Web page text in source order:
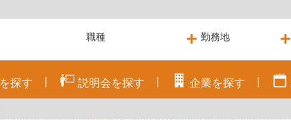
探す 説明会を探す 企業を探す